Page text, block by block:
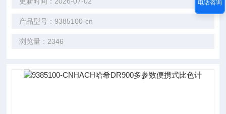
产品型号：9385100-cn
浏览量：2346
电话咨询